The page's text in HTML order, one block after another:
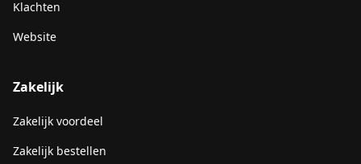
Klachten
Website
Zakelijk
Zakelijk voordeel
Zakelijk bestellen